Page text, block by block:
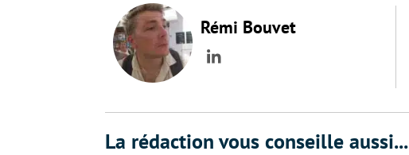
Rémi Bouvet
LinkedIn
La rédaction vous conseille aussi...